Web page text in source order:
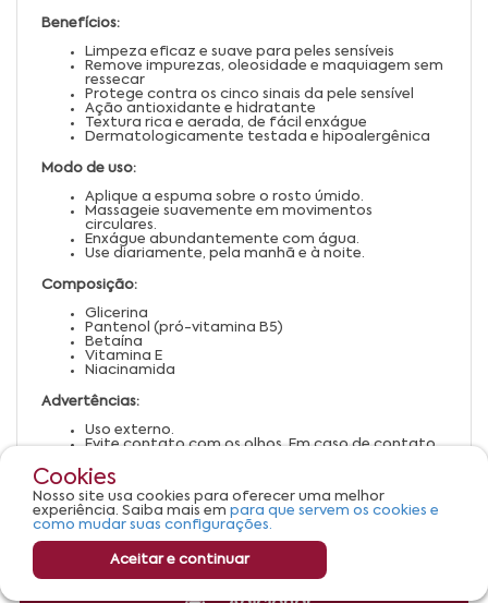
Benefícios:
Limpeza eficaz e suave para peles sensíveis
Remove impurezas, oleosidade e maquiagem sem
ressecar
Protege contra os cinco sinais da pele sensível
Ação antioxidante e hidratante
Textura rica e aerada, de fácil enxágue
Dermatologicamente testada e hipoalergênica
Modo de uso:
Aplique a espuma sobre o rosto úmido.
Massageie suavemente em movimentos
circulares.
Enxágue abundantemente com água.
Use diariamente, pela manhã e à noite.
Composição:
Glicerina
Pantenol (pró-vitamina B5)
Betaína
Vitamina E
Niacinamida
Advertências:
Uso externo.
Evite contato com os olhos. Em caso de contato,
Em caso de irritação, suspenda o uso e procure
orientação médica.
Mantenha fora do alcance de crianças.
Conservar em local fresco e ao abrigo da luz.
Cookies
Nosso site usa cookies para oferecer uma melhor
experiência. Saiba mais em para que servem os cookies e
como mudar suas configurações.
Aceitar e continuar